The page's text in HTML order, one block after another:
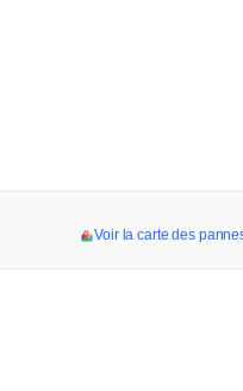
Voir la carte des